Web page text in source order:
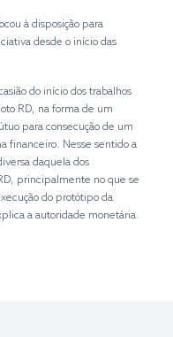
à disposição para
desde o início das
do início dos trabalhos
RD, na forma de um
para consecução de um
financeiro. Nesse sentido a
daquela dos
principalmente no que se
do protótipo da
a autoridade monetária.